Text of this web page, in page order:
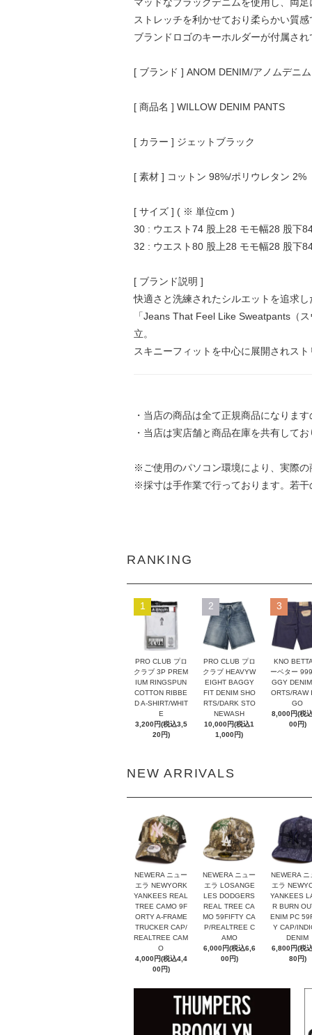
ストレッチを利かせており柔らかい質
ブランドロゴのキーホルダーが付属さ
[ ブランド ] ANOM DENIM/アノムデニム
[ 商品名 ] WILLOW DENIM PANTS
[ カラー ] ジェットブラック
[ 素材 ] コットン 98%/ポリウレタン 2%
[ サイズ ] ( ※ 単位cm )
30 : ウエスト74 股上28 モモ幅28 股下
32 : ウエスト80 股上28 モモ幅28 股下
[ ブランド説明 ]
快適さと洗練されたシルエットを追求
「Jeans That Feel Like Sweatpants（
立。
スキニーフィットを中心に展開されス
・当店の商品は全て正規商品になりま
・当店は実店舗と商品在庫を共有して
※ご使用のパソコン環境により、実際
※採寸は手作業で行っております。若
RANKING
1
PRO CLUB プロ
クラブ 3P PREM
IUM RINGSPUN
COTTON RIBBE
D A-SHIRT/WHIT
E
3,200円(税込3,5
20円)
2
PRO CLUB プロ
クラブ HEAVYW
EIGHT BAGGY
FIT DENIM SHO
RTS/DARK STO
NEWASH
10,000円(税込1
1,000円)
3
KNO
ーベター
GGY
ORTS/RAW
GO
8,000円(税
00円)
NEW ARRIVALS
NEWERA ニュー
エラ NEWYORK
YANKEES REAL
TREE CAMO 9F
ORTY A-FRAME
TRUCKER CAP/
REALTREE CAM
O
4,000円(税込4,4
00円)
NEWERA ニュー
エラ LOSANGE
LES DODGERS
REAL TREE CA
MO 59FIFTY CA
P/REALTREE C
AMO
6,000円(税込6,6
00円)
NEWERA ニ
エラ
YANKEES
R BURN
ENIM PC
Y CAP/
DENIM
6,800円(税
80円)